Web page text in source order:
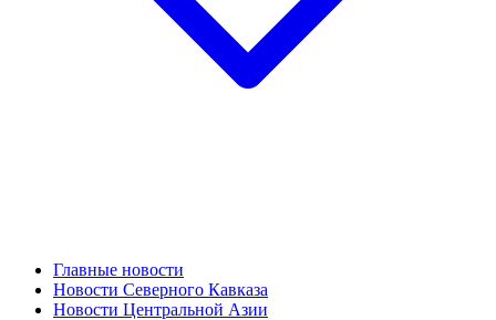
Главные новости
Новости Северного Кавказа
Новости Центральной Азии